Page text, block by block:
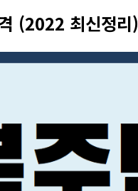
(2022 최신정리)